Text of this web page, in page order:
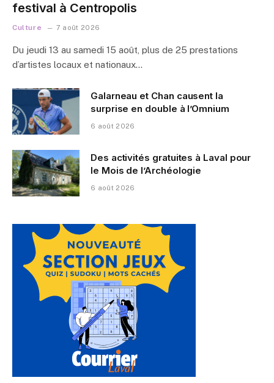
festival à Centropolis
Culture 7 août 2026
Du jeudi 13 au samedi 15 août, plus de 25 prestations
d’artistes locaux et nationaux…
Galarneau et Chan causent la
surprise en double à l’Omnium
6 août 2026
Des activités gratuites à Laval pour
le Mois de l’Archéologie
6 août 2026